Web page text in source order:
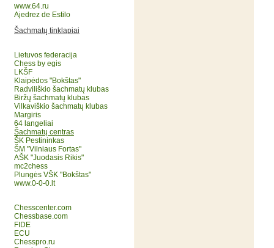
www.64.ru
Ajedrez de Estilo
Šachmatų tinklapiai
Lietuvos federacija
Chess by egis
LKŠF
Klaipėdos "Bokštas"
Radviliškio šachmatų klubas
Biržų šachmatų klubas
Vilkaviškio šachmatų klubas
Margiris
64 langeliai
Šachmatų centras
ŠK Pestininkas
ŠM "Vilniaus Fortas"
AŠK "Juodasis Rikis"
mc2chess
Plungės VŠK "Bokštas"
www.0-0-0.lt
Chesscenter.com
Chessbase.com
FIDE
ECU
Chesspro.ru